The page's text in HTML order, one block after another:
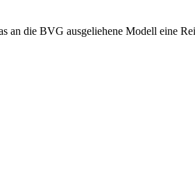
an die BVG ausgeliehene Modell eine